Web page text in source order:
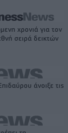
χρονιά για τον
σειρά δεικτών
άνοιξε τις